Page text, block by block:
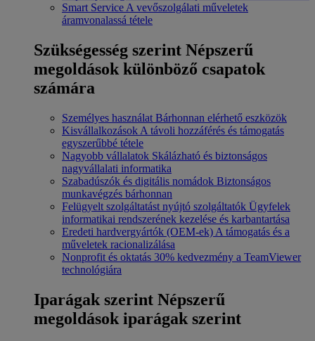
Smart Service A vevőszolgálati műveletek
áramvonalassá tétele
Szükségesség szerint Népszerű
megoldások különböző csapatok
számára
Személyes használat Bárhonnan elérhető eszközök
Kisvállalkozások A távoli hozzáférés és támogatás
egyszerűbbé tétele
Nagyobb vállalatok Skálázható és biztonságos
nagyvállalati informatika
Szabadúszók és digitális nomádok Biztonságos
munkavégzés bárhonnan
Felügyelt szolgáltatást nyújtó szolgáltatók Ügyfelek
informatikai rendszerének kezelése és karbantartása
Eredeti hardvergyártók (OEM-ek) A támogatás és a
műveletek racionalizálása
Nonprofit és oktatás 30% kedvezmény a TeamViewer
technológiára
Iparágak szerint Népszerű
megoldások iparágak szerint